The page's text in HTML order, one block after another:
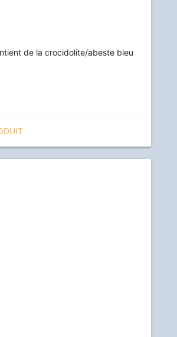
de la crocidolite/abeste bleu